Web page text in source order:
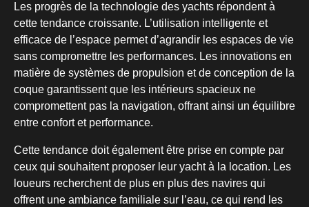
Les progrès de la technologie des yachts répondent à
cette tendance croissante. L’utilisation intelligente et
efficace de l’espace permet d’agrandir les espaces de vie
sans compromettre les performances. Les innovations en
matière de systèmes de propulsion et de conception de la
coque garantissent que les intérieurs spacieux ne
compromettent pas la navigation, offrant ainsi un équilibre
entre confort et performance.
Cette tendance doit également être prise en compte par
ceux qui souhaitent proposer leur yacht à la location. Les
loueurs recherchent de plus en plus des navires qui
offrent une ambiance familiale sur l’eau, ce qui rend les